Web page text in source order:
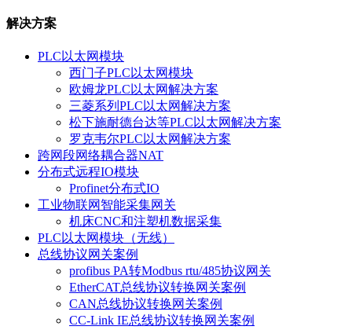
解决方案
PLC以太网模块
西门子PLC以太网模块
欧姆龙PLC以太网解决方案
三菱系列PLC以太网解决方案
松下施耐德台达等PLC以太网解决方案
罗克韦尔PLC以太网解决方案
跨网段网络耦合器NAT
分布式远程IO模块
Profinet分布式IO
工业物联网智能采集网关
机床CNC和注塑机数据采集
PLC以太网模块（无线）
总线协议网关案例
profibus PA转Modbus rtu/485协议网关
EtherCAT总线协议转换网关案例
CAN总线协议转换网关案例
CC-Link IE总线协议转换网关案例